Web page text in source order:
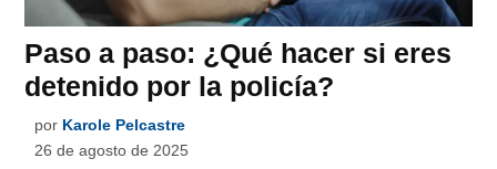
Paso a paso: ¿Qué hacer si eres
detenido por la policía?
por Karole Pelcastre
26 de agosto de 2025